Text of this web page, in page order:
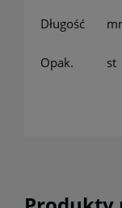
Długość
Opak. st